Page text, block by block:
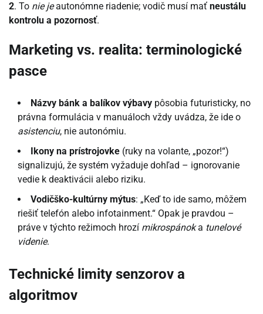
2. To nie jeautonómne riadenie; vodič musí mať neustálu
kontrolu a pozornosť.
Marketing vs. realita: terminologické
pasce
Názvy bánk a balíkov výbavy pôsobia futuristicky, no
právna formulácia v manuáloch vždy uvádza, že ide o
asistenciu, nie autonómiu.
Ikony na prístrojovke (ruky na volante, „pozor!“)
signalizujú, že systém vyžaduje dohľad – ignorovanie
vedie k deaktivácii alebo riziku.
Vodičško-kultúrny mýtus: „Keď to ide samo, môžem
riešiť telefón alebo infotainment.“ Opak je pravdou –
práve v týchto režimoch hrozí mikrospánoka tunelové
videnie.
Technické limity senzorov a
algoritmov